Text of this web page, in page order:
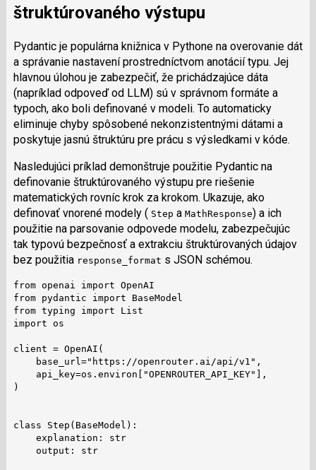
štruktúrovaného výstupu
Pydantic je populárna knižnica v Pythone na overovanie dát
a správanie nastavení prostredníctvom anotácií typu. Jej
hlavnou úlohou je zabezpečiť, že prichádzajúce dáta
(napríklad odpoveď od LLM) sú v správnom formáte a
typoch, ako boli definované v modeli. To automaticky
eliminuje chyby spôsobené nekonzistentnými dátami a
poskytuje jasnú štruktúru pre prácu s výsledkami v kóde.
Nasledujúci príklad demonštruje použitie Pydantic na
definovanie štruktúrovaného výstupu pre riešenie
matematických rovníc krok za krokom. Ukazuje, ako
definovať vnorené modely ( Step a MathResponse) a ich
použitie na parsovanie odpovede modelu, zabezpečujúc
tak typovú bezpečnosť a extrakciu štruktúrovaných údajov
bez použitia response_format s JSON schémou.
from openai import OpenAI
from pydantic import BaseModel
from typing import List
import os
client = OpenAI(
    base_url="https://openrouter.ai/api/v1",
    api_key=os.environ["OPENROUTER_API_KEY"],
)
class Step(BaseModel):
    explanation: str
    output: str